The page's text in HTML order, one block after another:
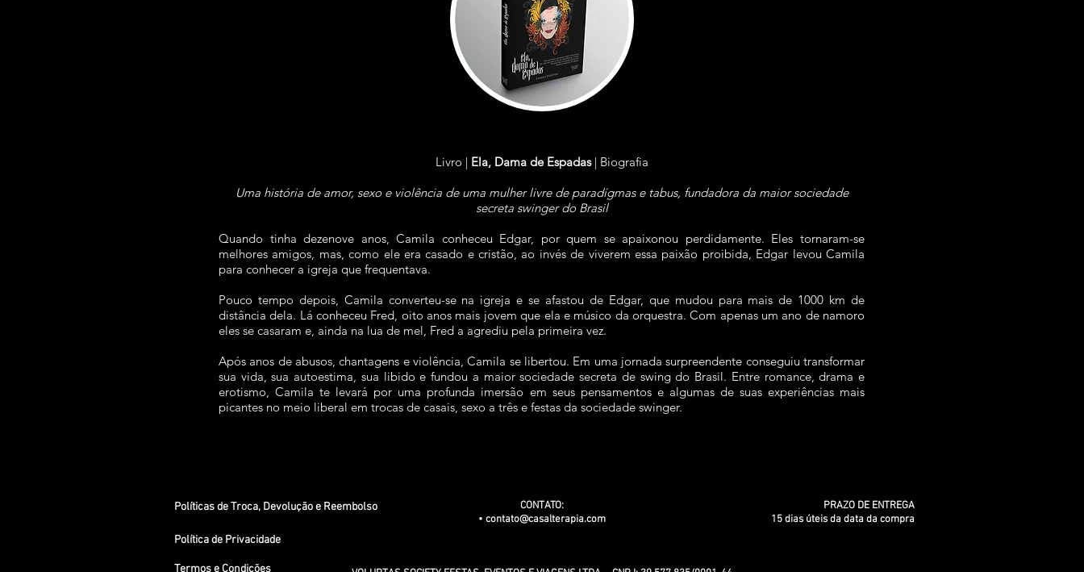
Livro | Ela, Dama de Espadas| Biografia
Uma história de amor, sexo e violência de uma mulher livre de paradígmas e tabus, fundadora da maior sociedade
secreta swinger do Brasil
Quando tinha dezenove anos, Camila conheceu Edgar, por quem se apaixonou perdidamente. Eles tornaram-se
melhores amigos, mas, como ele era casado e cristão, ao invés de viverem essa paixão proibida, Edgar levou Camila
para conhecer a igreja que frequentava.
Pouco tempo depois, Camila converteu-se na igreja e se afastou de Edgar, que mudou para mais de 1000 km de
distância dela. Lá conheceu Fred, oito anos mais jovem que ela e músico da orquestra. Com apenas um ano de namoro
eles se casaram e, ainda na lua de mel, Fred a agrediu pela primeira vez.
Após anos de abusos, chantagens e violência, Camila se libertou. Em uma jornada surpreendente conseguiu transformar
sua vida, sua autoestima, sua libido e fundou a maior sociedade secreta de swing do Brasil. Entre romance, drama e
erotismo, Camila te levará por uma profunda imersão em seus pensamentos e algumas de suas experiências mais
picantes no meio liberal em trocas de casais, sexo a três e festas da sociedade swinger.
Políticas de Troca, Devolução e Reembolso
Política de Privacidade
CONTATO:
• contato@casalterapia.com
PRAZO DE ENTREGA
15 dias úteis da data da compra
Termos e Condições